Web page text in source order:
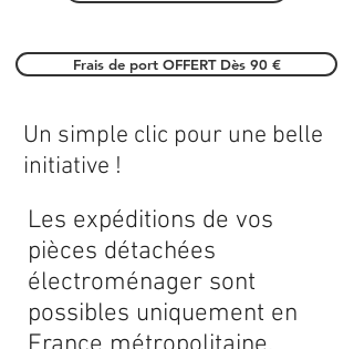
Frais de port OFFERT Dès 90 €
Les expéditions de vos
pièces détachées
électroménager sont
possibles uniquement en
Un simple clic pour une belle
initiative !